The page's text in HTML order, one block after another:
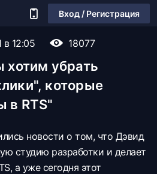
Вход / Регистрация
в 12:05 18077
убрать
которые
в RTS"
новости о том, что Дэвид
студию разработки и делает
а уже сегодня этот